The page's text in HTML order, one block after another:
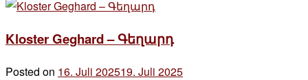
Kloster Geghard – Գեղարդ
Posted on 16. Juli 202519. Juli 2025